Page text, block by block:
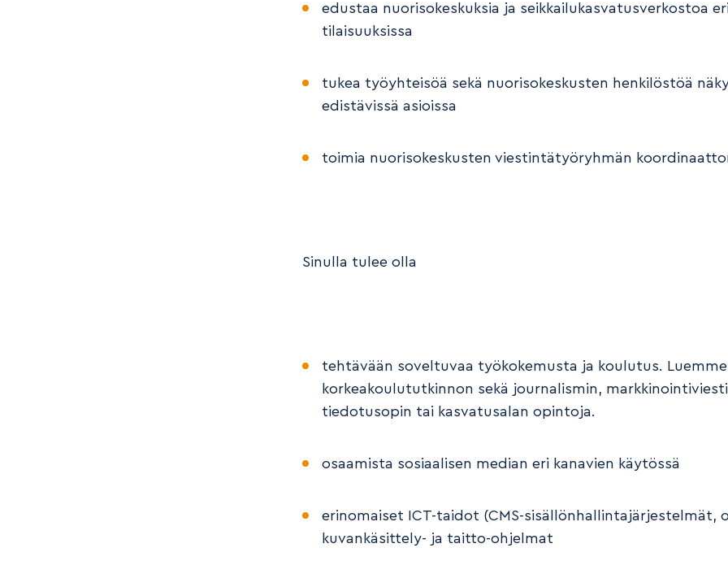
edustaa nuorisokeskuksia ja seikkailukasvatusverkostoa
tilaisuuksissa
tukea työyhteisöä sekä nuorisokeskusten henkilöstöä
edistävissä asioissa
toimia nuorisokeskusten viestintätyöryhmän
Sinulla tulee olla
tehtävään soveltuvaa työkokemusta ja koulutus.
korkeakoulututkinnon sekä journalismin,
tiedotusopin tai kasvatusalan opintoja.
osaamista sosiaalisen median eri kanavien käytössä
erinomaiset ICT-taidot (CMS-sisällönhallintajärjestelmät,
kuvankäsittely- ja taitto-ohjelmat